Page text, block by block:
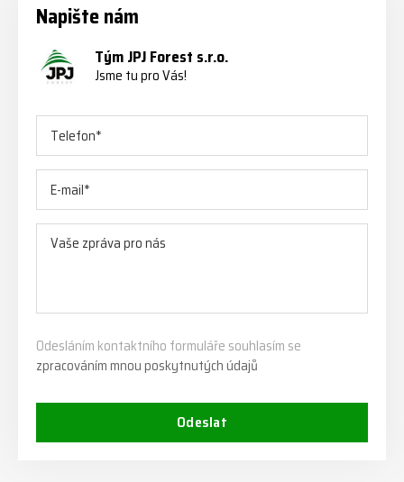
Napište nám
Tým JPJ Forest s.r.o.
Jsme tu pro Vás!
Odesláním kontaktního formuláře souhlasím se
zpracováním mnou poskytnutých údajů
Odeslat